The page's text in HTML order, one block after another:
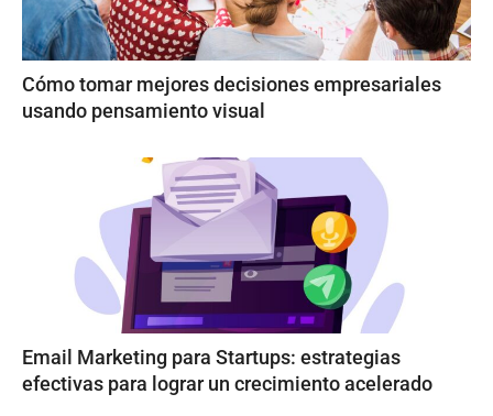
Cómo tomar mejores decisiones empresariales
usando pensamiento visual
Email Marketing para Startups: estrategias
efectivas para lograr un crecimiento acelerado